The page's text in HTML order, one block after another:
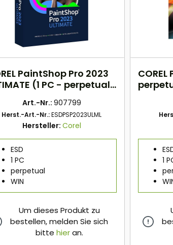
PaintShop Pro 2023
(1 PC - perpetual)
Art.-Nr.: 907799
Herst.-Art.-Nr.:ESDPSP2023ULML
Hersteller: Corel
ESD
1 PC
perpetual
WIN
Um dieses Produkt zu
bestellen, melden Sie sich
bitte hieran.
COREL
1